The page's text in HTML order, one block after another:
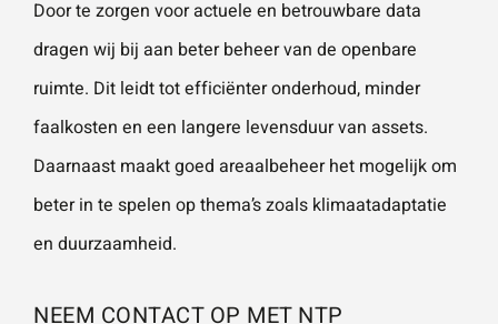
Door te zorgen voor actuele en betrouwbare data
dragen wij bij aan beter beheer van de openbare
ruimte. Dit leidt tot efficiënter onderhoud, minder
faalkosten en een langere levensduur van assets.
Daarnaast maakt goed areaalbeheer het mogelijk om
beter in te spelen op thema’s zoals klimaatadaptatie
en duurzaamheid.
NEEM CONTACT OP MET NTP